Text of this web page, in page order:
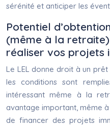
sérénité et anticiper les
Potentiel
(même à la
réaliser vos projets
Le LEL donne droit à un
les conditions sont
intéressant même à la
avantage important, même
de financer des projets